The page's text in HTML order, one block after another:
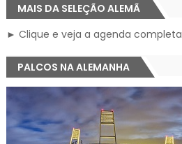
MAIS DA SELEÇÃO ALEMÃ
► Clique e veja a agenda
PALCOS NA ALEMANHA